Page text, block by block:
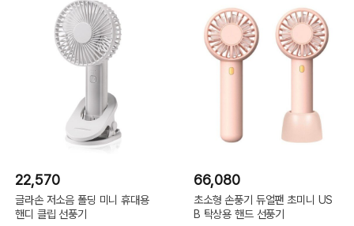
22,570
글라손 저소음 폴딩 미니 휴대용
핸디 클립 선풍기
66,080
초소형 손풍기 듀얼팬 초미니 US
B 탁상용 핸드 선풍기